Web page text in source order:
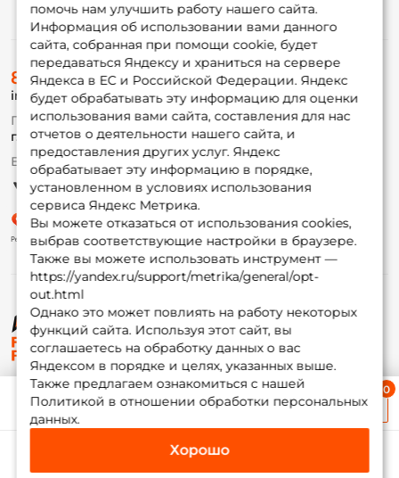
Каталог Избранное Корзина Инфо Мой Fox
Ближайшая доставка
≈ 1 дн.
помочь нам улучшить работу нашего сайта.
Информация об использовании вами данного
сайта, собранная при помощи cookie, будет
передаваться Яндексу и храниться на сервере
Яндекса в ЕС и Российской Федерации. Яндекс
будет обрабатывать эту информацию для оценки
использования вами сайта, составления для нас
отчетов о деятельности нашего сайта, и
предоставления других услуг. Яндекс
обрабатывает эту информацию в порядке,
установленном в условиях использования
сервиса Яндекс Метрика.
Вы можете отказаться от использования cookies,
выбрав соответствующие настройки в браузере.
Также вы можете использовать инструмент —
https://yandex.ru/support/metrika/general/opt-
out.html
Однако это может повлиять на работу некоторых
функций сайта. Используя этот сайт, вы
соглашаетесь на обработку данных о вас
Яндексом в порядке и целях, указанных выше.
Также предлагаем ознакомиться с нашей
Политикой в отношении обработки персональных
данных.
Хорошо
© ФоксФишинг, 2009-2026
Информация
О магазине
Доставка
Оплата
Fox-bonus
Гуру
Партнерская программа
8 (495) 532-77-88
info@foxfishing.ru
По вопросам с заказом
г. Москва, ул. Плеханова д.7
Ежедневно 10:00 до 20:00